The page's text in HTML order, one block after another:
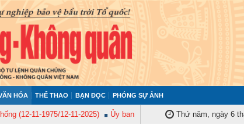
HÓA THỂ THAO BẠN ĐỌC PHÓNG SỰ ẢNH
11-1975/12-11-2025) Ủy ban Kiểm tra Quân ủy Trung ương tập
Thứ năm, ngày 6